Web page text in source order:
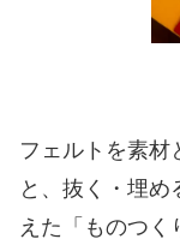
フェルトを素材
と、抜く・埋め
えた「ものつく